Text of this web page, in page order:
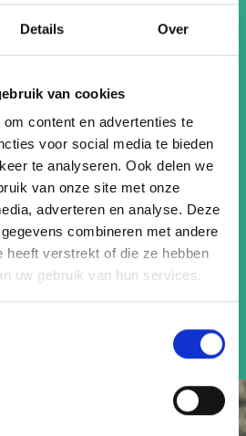
Details Over
van cookies
content en advertenties te
voor social media te bieden
te analyseren. Ook delen we
van onze site met onze
adverteren en analyse. Deze
combineren met andere
heeft verstrekt of die ze hebben
uw gebruik van hun services.
wat resulteert in een statige en
plekken in de stad. Dit komt
het Paleis Noordeinde en in
Lange Voorhout. Een extraatje is
waar je foto’s kunt
Kurhaus of tussen de
van de Pier.